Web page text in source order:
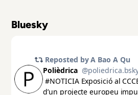
Bluesky